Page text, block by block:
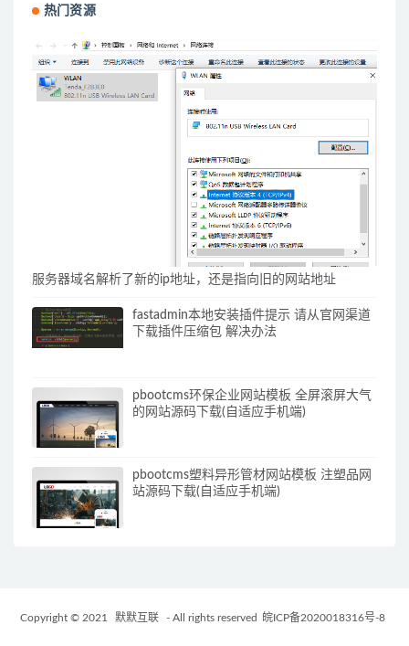
热门资源
服务器域名解析了新的ip地址，还是指向旧的网站地址
fastadmin本地安装插件提示 请从官网渠道
下载插件压缩包 解决办法
pbootcms环保企业网站模板 全屏滚屏大气
的网站源码下载(自适应手机端)
pbootcms塑料异形管材网站模板 注塑品网
站源码下载(自适应手机端)
Copyright © 2021 默默互联 - All rights reserved 皖ICP备2020018316号-8